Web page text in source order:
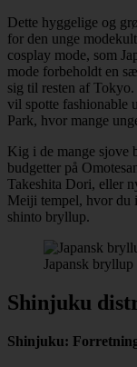
Dette hyggelige og
for den unge
cosplay mode, som
mode forbeholdt en
sig til resten af
vil spotte fashionable
Park, hvor mange
Kig i de mange sjove
budgetter på
Takeshita Dori, eller
Meiji tempel, hvor du
shinto bryllup.
Japansk
Shinjuku
Shinjuku: